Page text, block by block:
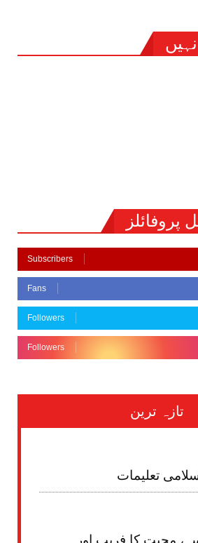
Subscribers
Fans
Followers
Followers
تازہ ترین
تعلیمات
محبت کا فریب اور